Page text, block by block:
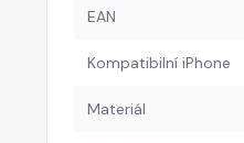
EAN
Kompatibilní iPhone
Materiál